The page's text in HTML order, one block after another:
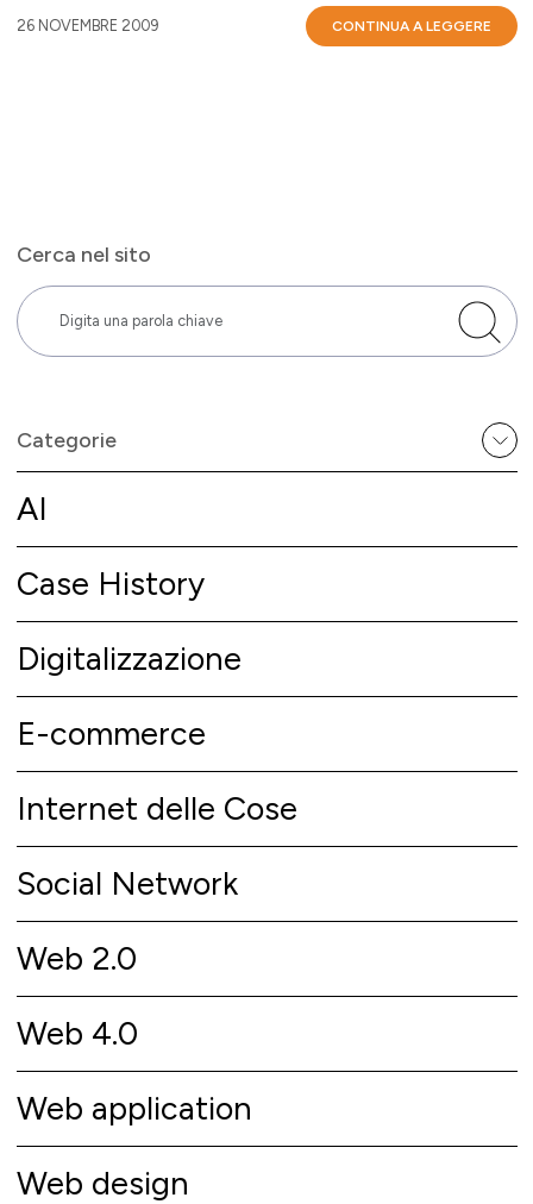
Cerca nel sito
Categorie
AI
Case History
Digitalizzazione
E-commerce
Internet delle Cose
Social Network
Web 2.0
Web 4.0
Web application
Web design
26 NOVEMBRE 2009 CONTINUA A LEGGERE